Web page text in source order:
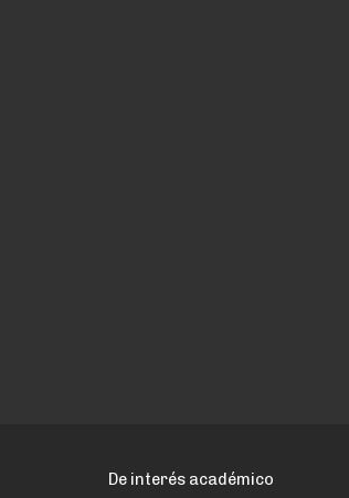
De interés académico